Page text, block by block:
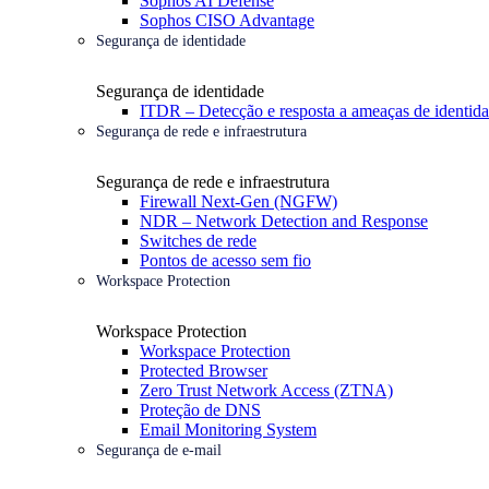
Sophos CISO Advantage
Segurança de identidade
Segurança de identidade
ITDR – Detecção e resposta a ameaças de
Segurança de rede e infraestrutura
Segurança de rede e infraestrutura
Firewall Next-Gen (NGFW)
NDR – Network Detection and Response
Switches de rede
Pontos de acesso sem fio
Workspace Protection
Workspace Protection
Workspace Protection
Protected Browser
Zero Trust Network Access (ZTNA)
Proteção de DNS
Email Monitoring System
Segurança de e-mail